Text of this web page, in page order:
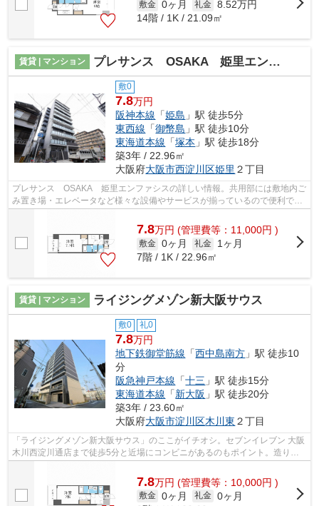
敷金 0ヶ月 礼金 8.52万円
14階 / 1K / 21.09㎡
賃貸 | マンション プレサンス OSAKA 姫里エンファシス
敷0
7.8万円
阪神本線 「姫島 」駅 徒歩5分
東西線 「御幣島 」駅 徒歩10分
東海道本線 「塚本 」駅 徒歩18分
築3年 / 22.96㎡
大阪府大阪市西淀川区姫里 ２丁目
プレサンス OSAKA 姫里エンファシスの詳しい情報。共用部には敷地内ご
み置き場・エレベータなど様々な設備やサービスが揃っているので便利で
す。高層建築がお好きな方には10階建ての...
7.8万円 (管理費等：11,000円 )
敷金 0ヶ月 礼金
1ヶ月
7階 / 1K / 22.96㎡
賃貸 | マンション ライジングメゾン新大阪サウス
敷0 礼0
7.8万円
地下鉄御堂筋線 「西中島南方 」駅 徒歩10
分
阪急神戸本線 「十三 」駅 徒歩15分
東海道本線 「新大阪 」駅 徒歩20分
築3年 / 23.60㎡
大阪府大阪市淀川区木川東 ２丁目
「ライジングメゾン新大阪サウス」のここがイチオシ。セブンイレブン 大阪
木川西淀川通店まで徒歩5分と近場にコンビニがあるのもポイント。造りと
7.8万円 (管理費等：10,000円 )
敷金 0ヶ月 礼金 0ヶ月